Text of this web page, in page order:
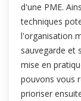
d'une PME.
techniques
l'organisation
sauvegarde et
mise en
pouvons vous
prioriser